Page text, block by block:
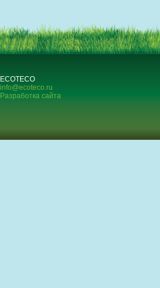
ECOTECO
info@ecoteco.ru
Разработка сайта